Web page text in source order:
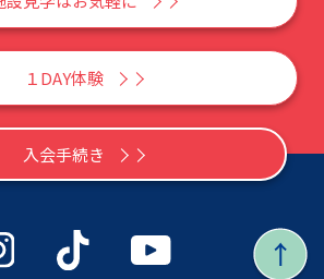
１DAY体験
入会手続き